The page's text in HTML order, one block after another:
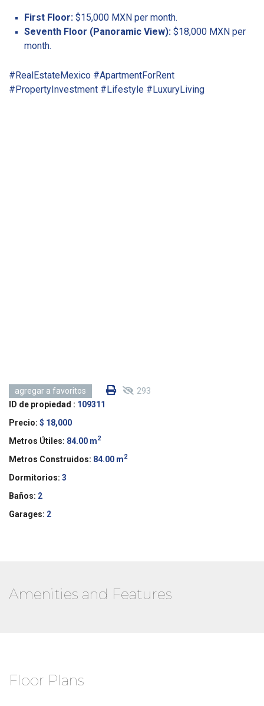
First Floor: $15,000 MXN per month.
Seventh Floor (Panoramic View): $18,000 MXN per
month.
#RealEstateMexico #ApartmentForRent
#PropertyInvestment #Lifestyle #LuxuryLiving
agregar a favoritos 293
ID de propiedad : 109311
Precio: $ 18,000
Metros Útiles: 84.00 m2
Metros Construidos: 84.00 m2
Dormitorios: 3
Baños: 2
Garages: 2
Amenities and Features
Floor Plans